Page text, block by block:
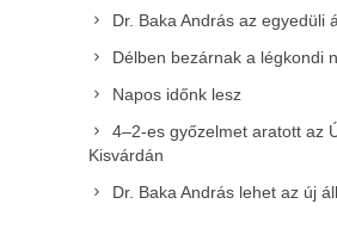
Dr. Baka András az egyedüli
Délben bezárnak a légkondi
Napos időnk lesz
4–2-es győzelmet aratott az
Kisvárdán
Dr. Baka András lehet az új